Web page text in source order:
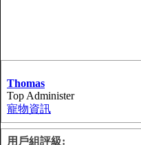
Thomas
Top Administer
寵物資訊
用戶組評級: